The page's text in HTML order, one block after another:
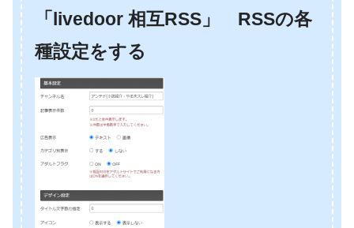
「livedoor 相互RSS」 RSSの各
種設定をする